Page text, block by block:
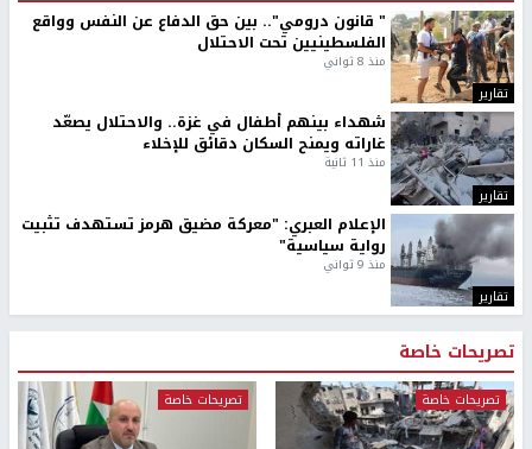
تقارير
" قانون درومي".. بين حق الدفاع عن النفس وواقع
الفلسطينيين تحت الاحتلال
منذ 8 ثواني
تقارير
شهداء بينهم أطفال في غزة.. والاحتلال يصعّد
غاراته ويمنح السكان دقائق للإخلاء
منذ 11 ثانية
تقارير
الإعلام العبري: "معركة مضيق هرمز تستهدف تثبيت
رواية سياسية"
منذ 9 ثواني
تصريحات خاصة
تصريحات خاصة تصريحات خاصة